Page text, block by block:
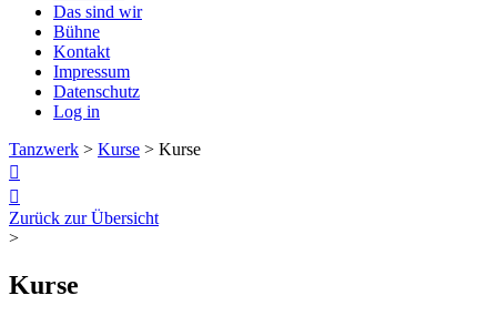
Das sind wir
Bühne
Kontakt
Impressum
Datenschutz
Log in
Tanzwerk > Kurse > Kurse


Zurück zur Übersicht
>
Kurse